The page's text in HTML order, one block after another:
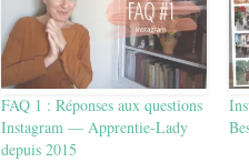
FAQ 1 : Réponses aux questions
Instagram — Apprentie-Lady
depuis 2015